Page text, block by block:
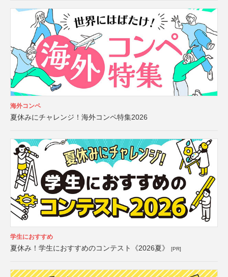
海外コンペ
夏休みにチャレンジ！海外コンペ特集2026
学生におすすめ
夏休み！学生におすすめのコンテスト《2026夏》 [PR]